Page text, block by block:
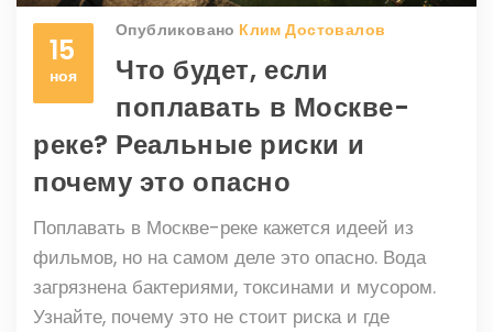
15
ноя
Опубликовано Клим Достовалов
Что будет, если
поплавать в Москве-
реке? Реальные риски и
почему это опасно
Поплавать в Москве-реке кажется идеей из
фильмов, но на самом деле это опасно. Вода
загрязнена бактериями, токсинами и мусором.
Узнайте, почему это не стоит риска и где